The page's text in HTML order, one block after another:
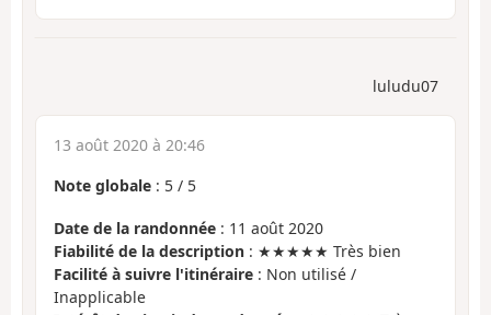
luludu07
13 août 2020 à 20:46
Note globale : 5 / 5
Date de la randonnée : 11 août 2020
Fiabilité de la description : ★★★★★ Très bien
Facilité à suivre l'itinéraire : Non utilisé /
Inapplicable